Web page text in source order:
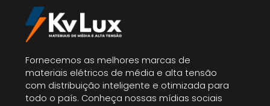
Fornecemos as melhores marcas de
materiais elétricos de média e alta tensão
com distribuição inteligente e otimizada para
todo o país. Conheça nossas mídias sociais